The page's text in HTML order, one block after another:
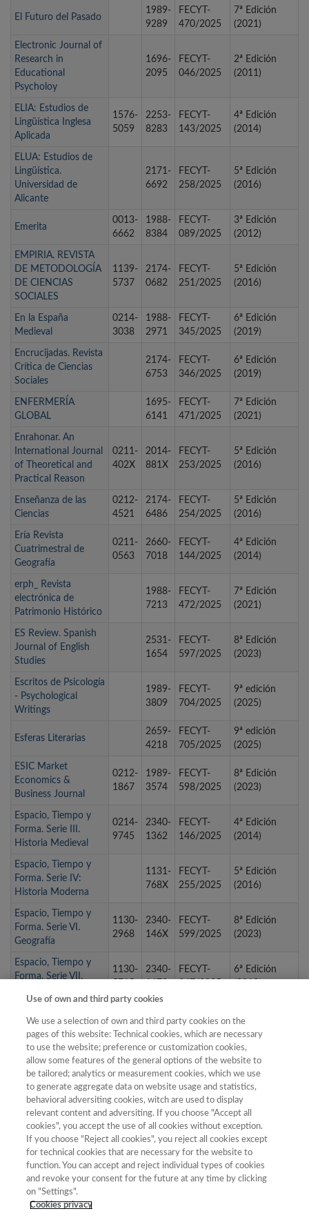
El Futuro del Pasado
1989-
9289
FECYT-
470/2025
7ª Edición
(2021)
Electronic Journal of
Research in
Educational
Psycholoy
1696-
2095
FECYT-
046/2025
2ª Edición
(2011)
ELIA: Estudios de
Lingüística Inglesa
Aplicada
1576-
5059
2253-
8283
FECYT-
143/2025
4ª Edición
(2014)
ELUA: Estudios de
Lingüística.
Universidad de
Alicante
2171-
6692
FECYT-
258/2025
5ª Edición
(2016)
Emerita
0013-
6662
1988-
8384
FECYT-
089/2025
3ª Edición
(2012)
EMPIRIA. REVISTA
DE METODOLOGÍA
DE CIENCIAS
SOCIALES
1139-
5737
2174-
0682
FECYT-
251/2025
5ª Edición
(2016)
En la España
Medieval
0214-
3038
1988-
2971
FECYT-
345/2025
6ª Edición
(2019)
Encrucijadas. Revista
Crítica de Ciencias
Sociales
2174-
6753
FECYT-
346/2025
6ª Edición
(2019)
ENFERMERÍA
GLOBAL
1695-
6141
FECYT-
471/2025
7ª Edición
(2021)
Enrahonar. An
International Journal
of Theoretical and
Practical Reason
0211-
402X
2014-
881X
FECYT-
253/2025
5ª Edición
(2016)
Enseñanza de las
Ciencias
0212-
4521
2174-
6486
FECYT-
254/2025
5ª Edición
(2016)
Ería Revista
Cuatrimestral de
Geografía
0211-
0563
2660-
7018
FECYT-
144/2025
4ª Edición
(2014)
erph_ Revista
electrónica de
Patrimonio Histórico
1988-
7213
FECYT-
472/2025
7ª Edición
(2021)
ES Review. Spanish
Journal of English
Studies
2531-
1654
FECYT-
597/2025
8ª Edición
(2023)
Escritos de Psicología
- Psychological
Writings
1989-
3809
FECYT-
704/2025
9ª edición
(2025)
Esferas Literarias
2659-
4218
FECYT-
705/2025
9ª edición
(2025)
ESIC Market
Economics &
Business Journal
0212-
1867
1989-
3574
FECYT-
598/2025
8ª Edición
(2023)
Espacio, Tiempo y
Forma. Serie III.
Historia Medieval
0214-
9745
2340-
1362
FECYT-
146/2025
4ª Edición
(2014)
Espacio, Tiempo y
Forma. Serie IV:
Historia Moderna
1131-
768X
FECYT-
255/2025
5ª Edición
(2016)
Espacio, Tiempo y
Forma. Serie VI.
Geografía
1130-
2968
2340-
146X
FECYT-
599/2025
8ª Edición
(2023)
Espacio, Tiempo y
Forma. Serie VII.
1130-
2340-
FECYT-
6ª Edición
del Profesorado
7701
706/2025
(2025)
2952-
1432
2014-
9999
FECYT-
707/2025
9ª edición
(2025)
Estudios de Deusto.
Revista de Derecho
Público
0423-
4847
2386-
9062
FECYT-
473/2025
7ª Edición
(2021)
« primera … 4 5 6 8
10 11 12 … siguiente › última »
Use of own and third party cookies
We use a selection of own and third party cookies on the
pages of this website: Technical cookies, which are necessary
to use the website; preference or customization cookies,
allow some features of the general options of the website to
be tailored; analytics or measurement cookies, which we use
to generate aggregate data on website usage and statistics,
behavioral adversiting cookies, witch are used to display
relevant content and adversiting. If you choose "Accept all
cookies", you accept the use of all cookies without exception.
If you choose "Reject all cookies", you reject all cookies except
for technical cookies that are necessary for the website to
function. You can accept and reject individual types of cookies
and revoke your consent for the future at any time by clicking
on "Settings".
Cookies privacy